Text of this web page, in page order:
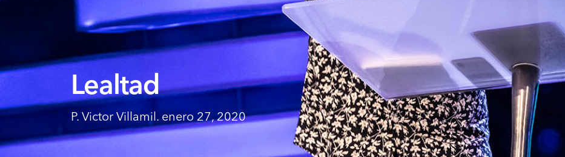
Lealtad
P. Victor Villamil. enero 27, 2020